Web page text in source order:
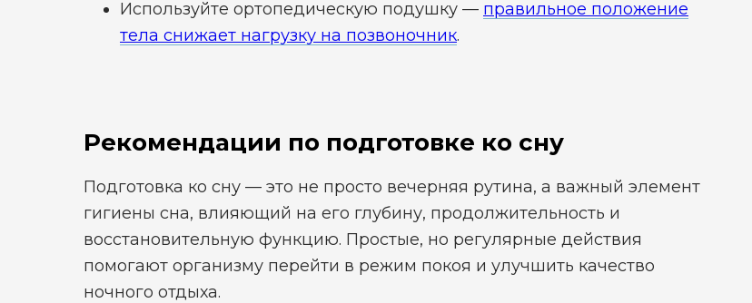
Используйте ортопедическую подушку — правильное положение
тела снижает нагрузку на позвоночник.
Подготовка ко сну — это не просто вечерняя рутина, а важный элемент
гигиены сна, влияющий на его глубину, продолжительность и
восстановительную функцию. Простые, но регулярные действия
помогают организму перейти в режим покоя и улучшить качество
ночного отдыха.
Рекомендации по подготовке ко сну